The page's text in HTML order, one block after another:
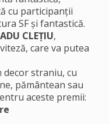
cu participanții
SF și fantastică.
CLEȚIU,
care va putea
straniu, cu
pământean sau
aceste premii: